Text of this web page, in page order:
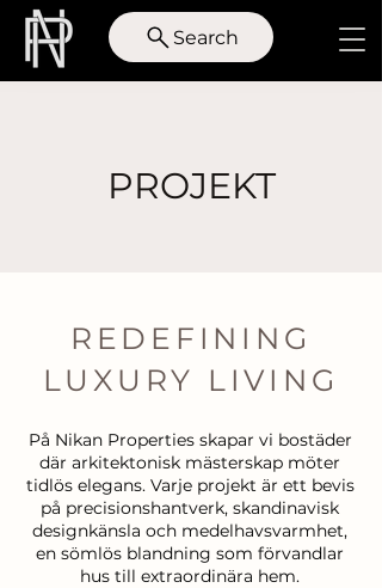
Search
PROJEKT
REDEFINING
LUXURY LIVING
På Nikan Properties skapar vi bostäder
där arkitektonisk mästerskap möter
tidlös elegans. Varje projekt är ett bevis
på precisionshantverk, skandinavisk
designkänsla och medelhavsvarmhet,
en sömlös blandning som förvandlar
hus till extraordinära hem.